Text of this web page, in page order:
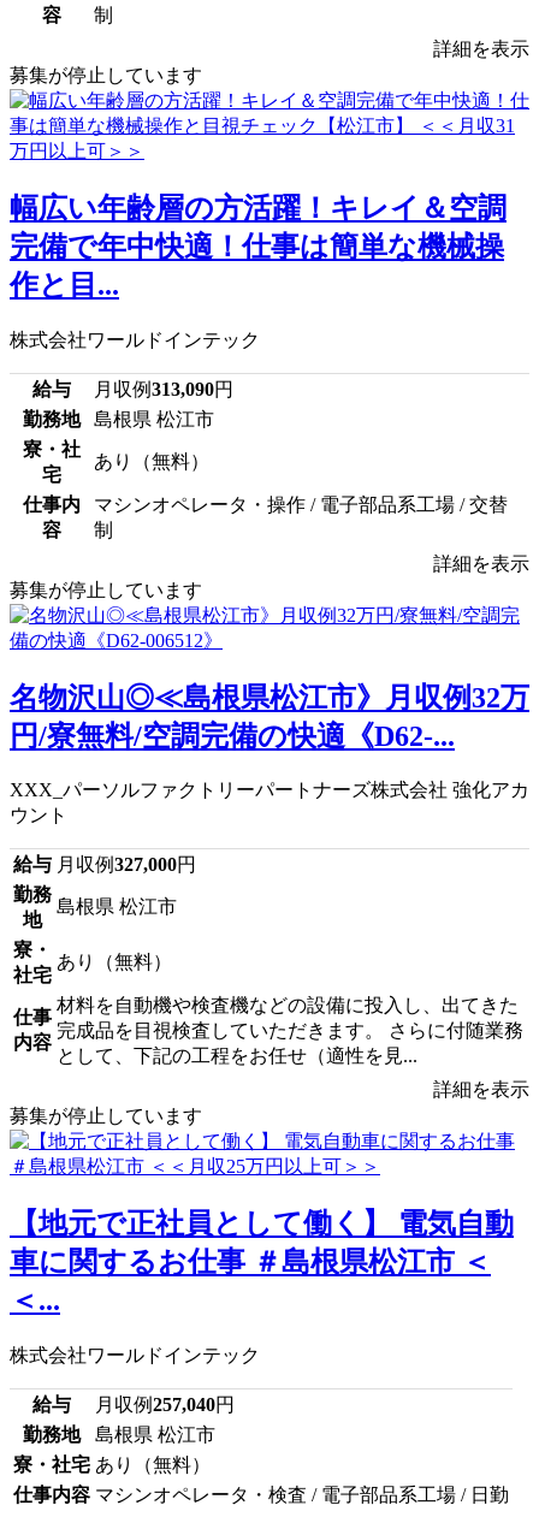
容
制
詳細を表示
募集が停止しています
幅広い年齢層の方活躍！キレイ＆空調
完備で年中快適！仕事は簡単な機械操
作と目...
株式会社ワールドインテック
給与 月収例313,090円
勤務地
島根県 松江市
寮・社
宅
あり（無料）
仕事内
容
マシンオペレータ・操作 / 電子部品系工場 / 交替
制
詳細を表示
募集が停止しています
名物沢山◎≪島根県松江市》月収例32万
円/寮無料/空調完備の快適《D62-...
XXX_パーソルファクトリーパートナーズ株式会社 強化アカ
ウント
給与 月収例327,000円
勤務
地
島根県 松江市
寮・
社宅
あり（無料）
仕事
内容
材料を自動機や検査機などの設備に投入し、出てきた
完成品を目視検査していただきます。 さらに付随業務
として、下記の工程をお任せ（適性を見...
詳細を表示
募集が停止しています
【地元で正社員として働く】 電気自動
車に関するお仕事 ＃島根県松江市 ＜
＜...
株式会社ワールドインテック
給与 月収例257,040円
勤務地
島根県 松江市
寮・社宅 あり（無料）
仕事内容 マシンオペレータ・検査 / 電子部品系工場 / 日勤